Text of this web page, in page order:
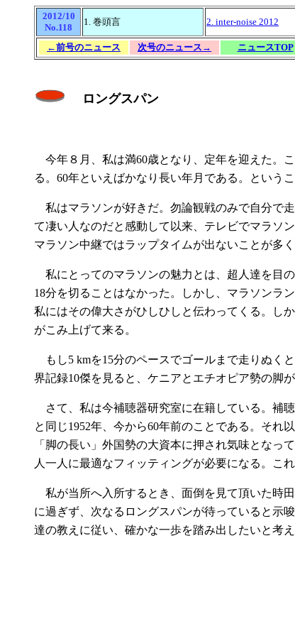
2012/10
No.118
1. 巻頭言 2. inter-noise 2012
←前号のニュース
次号のニュース→ ニュースTOP
ロングスパン
今年８月、私は満60歳となり、定年を迎えた。
る。60年といえばかなり長い年月である。という
私はマラソンが好きだ。勿論観戦のみで自分で
て凄い人なのだと感動して以来、テレビでマラソ
マラソン中継ではラップタイムが出ないことが多
私にとってのマラソンの魅力とは、超人達を目
18分を切ることはなかった。しかし、マラソンラ
私にはその偉大さがひしひしと伝わってくる。し
がこみ上げて来る。
もし5 kmを15分のペースでゴールまで走りぬく
界記録10傑を見ると、ケニアとエチオピア勢の脚
さて、私は今補聴器研究室に在籍している。補
と同じ1952年、今から60年前のことである。それ
「脚の長い」外国勢の大資本に押され気味とな
人一人に最適なフィッティングが必要になる。こ
私が当所へ入所するとき、面倒を見て頂いた時
に過ぎず、次なるロングスパンが待っていると示
達の教えに従い、確かな一歩を踏み出したいと考え